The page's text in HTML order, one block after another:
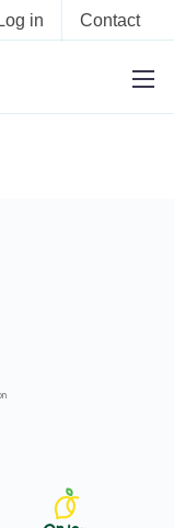
Log in Contact